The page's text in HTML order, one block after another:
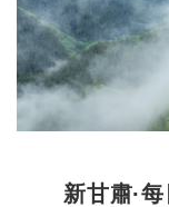
新甘肅·